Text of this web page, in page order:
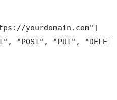
yourdomain.com"]
"POST", "PUT",